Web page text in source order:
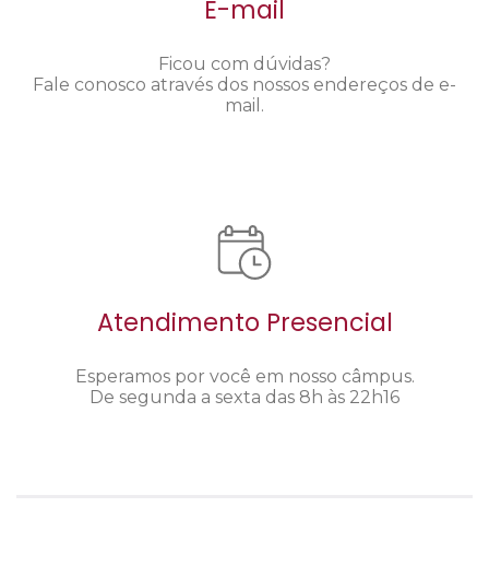
E-mail
Ficou com dúvidas?
Fale conosco através dos nossos endereços de e-
mail.
Atendimento Presencial
Esperamos por você em nosso câmpus.
De segunda a sexta das 8h às 22h16